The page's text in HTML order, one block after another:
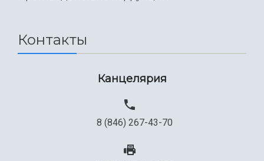
Контакты
Канцелярия
8 (846) 267-43-70